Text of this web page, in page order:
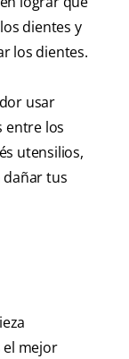
dientes y
los dientes.
usar
entre los
utensilios,
tus
el mejor